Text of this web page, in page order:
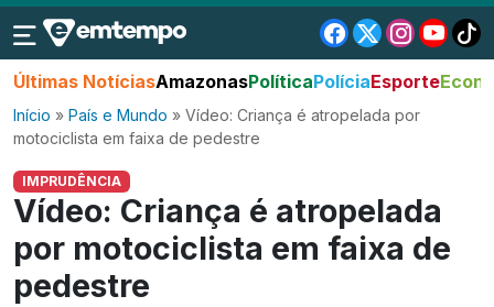
Últimas NotíciasAmazonasPolíticaPolíciaEsporte
Início » País e Mundo » Vídeo: Criança é atropelada por
motociclista em faixa de pedestre
IMPRUDÊNCIA
Vídeo: Criança é atropelada
por motociclista em faixa de
pedestre